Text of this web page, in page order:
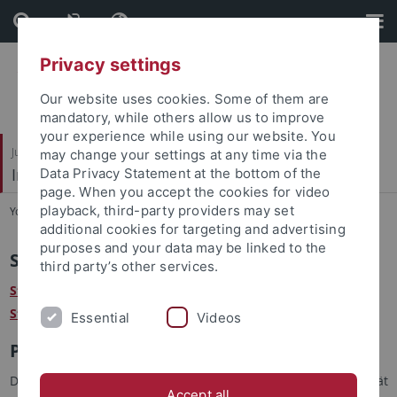
Skip
to
content
Skip
to
footer
Juristische Fakultät
Institut für Kriminologie
You are here: Startseite ... Stellen / Praktika
Stellen
Stellenausschreibung: Studentische Hilfskräfte (m/w/d) (20
Stunden/Monat)
Praktika
Das Institut für Kriminologie der Eberhard Karls Universität
Privacy settings
Our website uses cookies. Some of them are
mandatory, while others allow us to improve
your experience while using our website. You
may change your settings at any time via the
Data Privacy Statement at the bottom of the
page. When you accept the cookies for video
playback, third-party providers may set
additional cookies for targeting and advertising
purposes and your data may be linked to the
third party’s other services.
Essential Videos